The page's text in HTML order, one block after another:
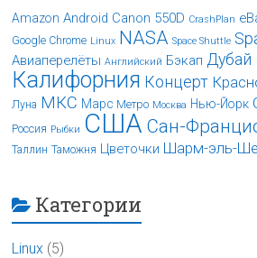
Amazon Android Canon 550D CrashPlan
Google Chrome Linux NASA Space Shuttle
Авиаперелёты Английский Бэкап Дубай
Калифорния Концерт
Луна МКС Марс Метро Москва Нью-Йорк
Россия Рыбки США Сан-
Таллин Таможня Цветочки Шарм-эль-
Категории
Linux (5)